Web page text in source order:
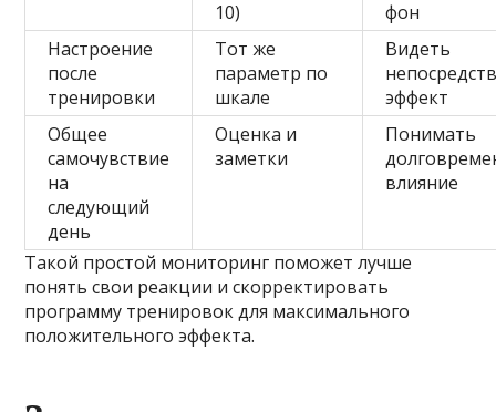
10)
фон
Настроение
после
тренировки
Тот же
параметр по
шкале
Видеть
эффект
Общее
самочувствие
на
следующий
день
Оценка и
заметки
Понимать
влияние
Такой простой мониторинг поможет лучше
понять свои реакции и скорректировать
программу тренировок для максимального
положительного эффекта.